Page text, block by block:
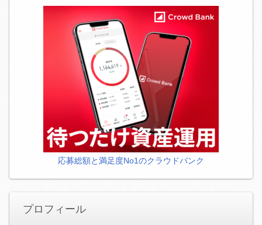
応募総額と満足度No1のクラウドバンク
プロフィール